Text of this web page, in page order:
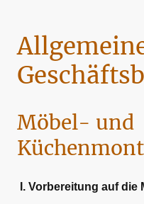
Möbel- und
I. Vorbereitung auf die